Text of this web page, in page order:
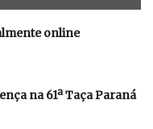
online
na 61ª Taça Paraná